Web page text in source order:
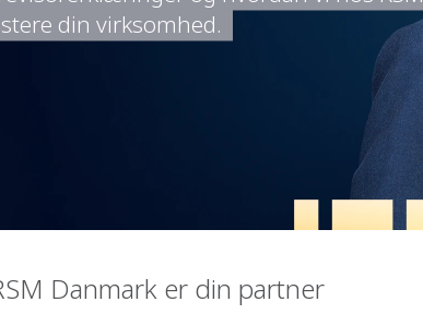
din virksomhed.
Danmark er din partner